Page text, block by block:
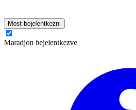
Most bejelentkezni
Maradjon bejelentkezve